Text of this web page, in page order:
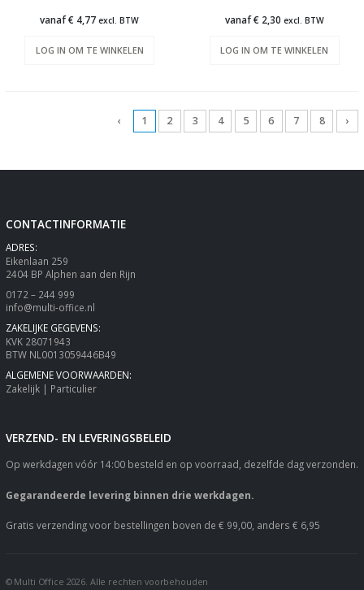
vanaf € 4,77excl. BTW
LOG IN OM TE WINKELEN
vanaf € 2,30 excl. BTW
LOG IN OM TE WINKELEN
‹ 1 2 3 4 5 6 7 8 ›
CONTACTINFORMATIE
ADRES:
Eikenlaan 259
2404 BP Alphen aan den Rijn
0172 – 244 999
info@multi-office.nl
ZAKELIJKE GEGEVENS:
KVK 28071943
BTW NL0013059446B49
ALGEMENE VOORWAARDEN:
Zakelijk| Particulier
VERZEND- EN LEVERINGSBELEID
Op werkdagen vóór 14:00 besteld en op voorraad, dezelfde dag verzonden.
Gegarandeerde levering binnen drie werkdagen.
Gratis verzending voor bestellingen boven de € 99,00, anders € 6,95
© Multi Office 2026. Alle rechten voorbehouden